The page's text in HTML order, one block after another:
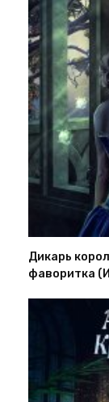
Дикарь
фаворитка